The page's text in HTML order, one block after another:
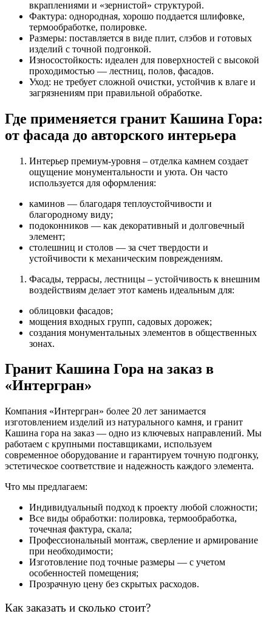
вкраплениями и «зернистой» структурой.
Фактура: однородная, хорошо поддается шлифовке,
термообработке, полировке.
Размеры: поставляется в виде плит, слэбов и готовых
изделий с точной подгонкой.
Износостойкость: идеален для поверхностей с высокой
проходимостью — лестниц, полов, фасадов.
Уход: не требует сложной очистки, устойчив к влаге и
загрязнениям при правильной обработке.
Где применяется гранит Кашина Гора:
от фасада до авторского интерьера
Интерьер премиум-уровня – отделка камнем создает
ощущение монументальности и уюта. Он часто
используется для оформления:
каминов — благодаря теплоустойчивости и
благородному виду;
подоконников — как декоративный и долговечный
элемент;
столешниц и столов — за счет твердости и
устойчивости к механическим повреждениям.
Фасады, террасы, лестницы – устойчивость к внешним
воздействиям делает этот камень идеальным для:
облицовки фасадов;
мощения входных групп, садовых дорожек;
создания монументальных элементов в общественных
зонах.
Гранит Кашина Гора на заказ в
«Интергран»
Компания «Интергран» более 20 лет занимается
изготовлением изделий из натурального камня, и гранит
Кашина гора на заказ — одно из ключевых направлений. Мы
работаем с крупными поставщиками, используем
современное оборудование и гарантируем точную подгонку,
эстетическое соответствие и надежность каждого элемента.
Что мы предлагаем:
Индивидуальный подход к проекту любой сложности;
Все виды обработки: полировка, термообработка,
точечная фактура, скала;
Профессиональный монтаж, сверление и армирование
при необходимости;
Изготовление под точные размеры — с учетом
особенностей помещения;
Прозрачную цену без скрытых расходов.
Как заказать и сколько стоит?